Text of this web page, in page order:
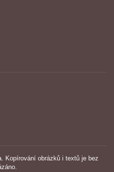
Kopírování obrázků i textů je bez